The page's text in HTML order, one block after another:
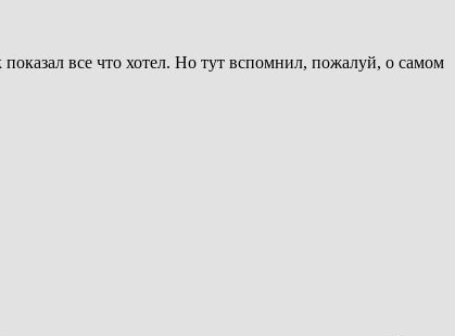
показал все что хотел. Но тут вспомнил, пожалуй, о самом